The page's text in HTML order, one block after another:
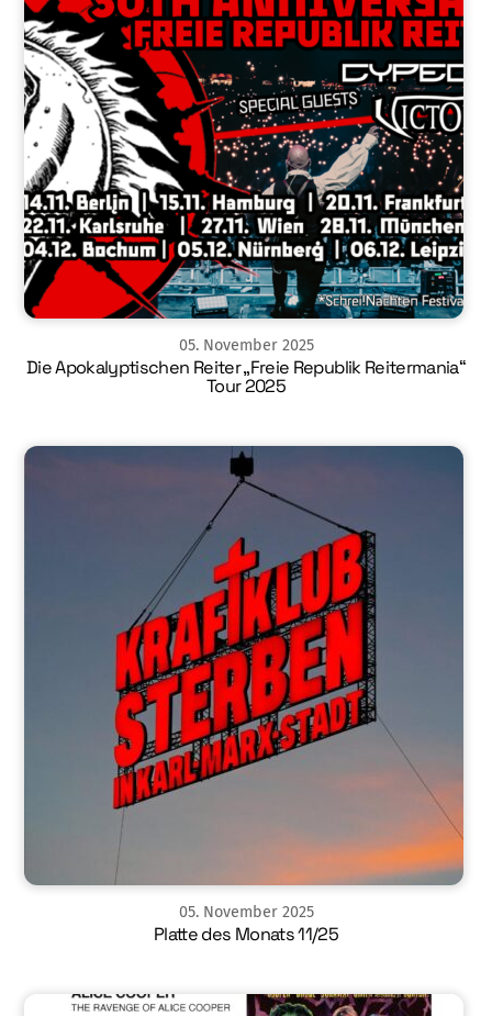
05. November 2025
Die Apokalyptischen Reiter „Freie Republik Reitermania“
Tour 2025
05. November 2025
Platte des Monats 11/25